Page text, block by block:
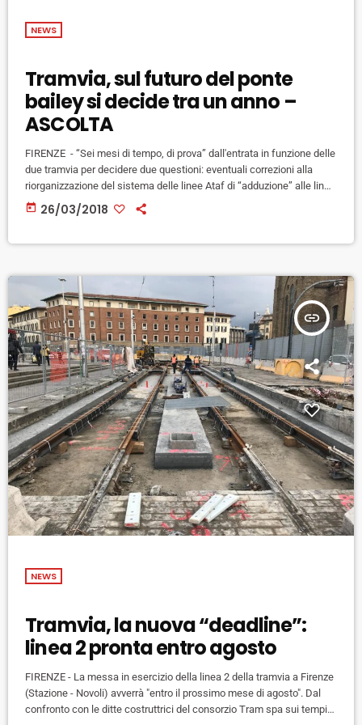
NEWS
Tramvia, sul futuro del ponte
bailey si decide tra un anno –
ASCOLTA
FIRENZE - “Sei mesi di tempo, di prova” dall'entrata in funzione delle
due tramvia per decidere due questioni: eventuali correzioni alla
riorganizzazione del sistema delle linee Ataf di “adduzione” alle linee
della tramvia, e il futuro della viabilità da Statuto a Careggi, ed in
particolare se il ponte tramviario su via dello Statuto sarà sufficiente
today 26/03/2018
insert_link
NEWS
Tramvia, la nuova “deadline”:
linea 2 pronta entro agosto
FIRENZE - La messa in esercizio della linea 2 della tramvia a Firenze
(Stazione - Novoli) avverrà "entro il prossimo mese di agosto". Dal
confronto con le ditte costruttrici del consorzio Tram spa sui tempi